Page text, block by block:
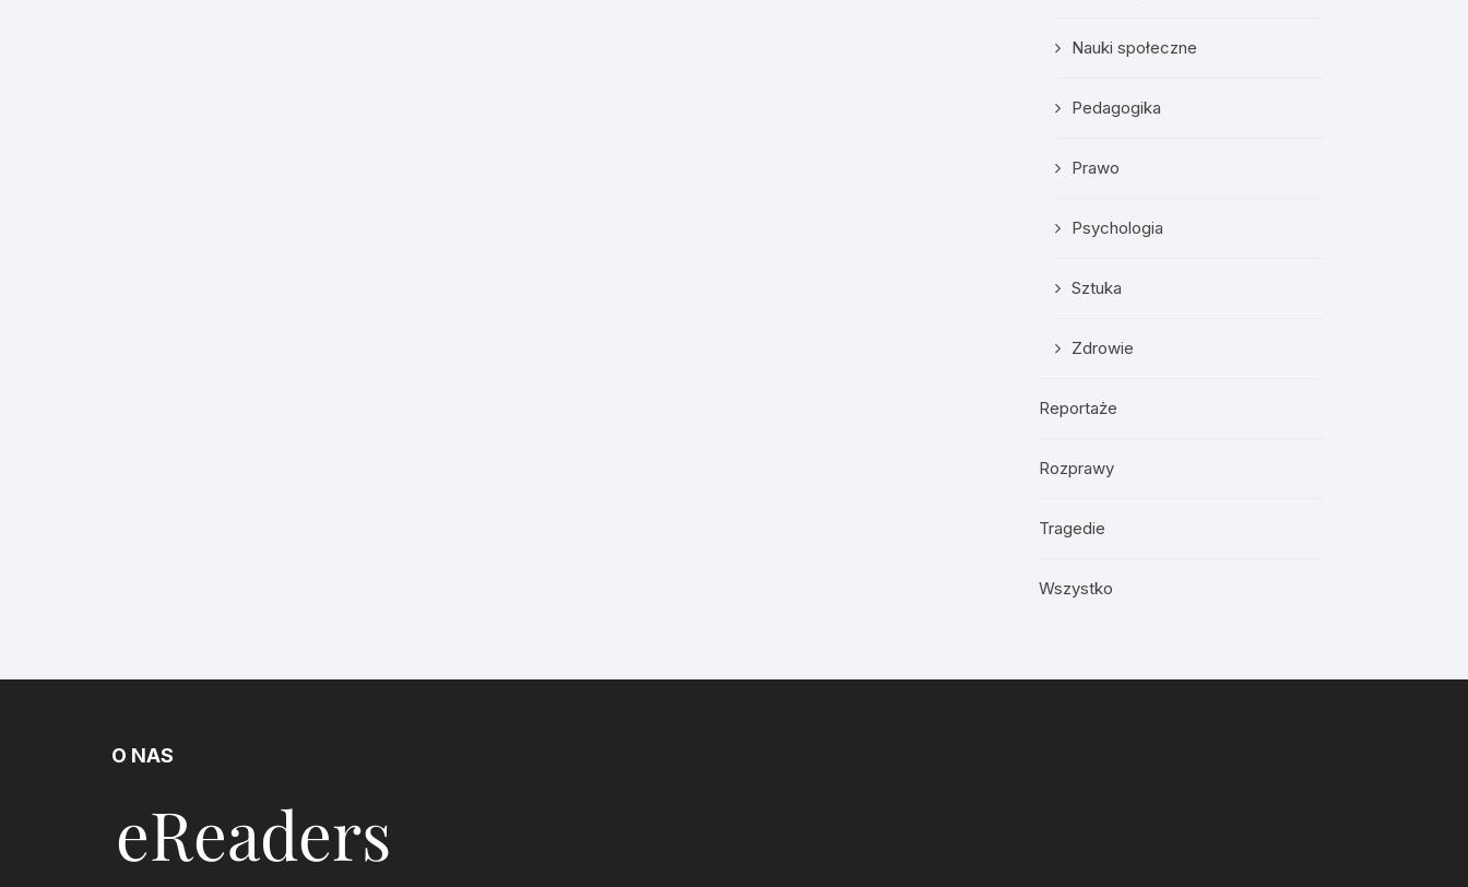
Nauki społeczne
Pedagogika
Prawo
Psychologia
Sztuka
Zdrowie
Reportaże
Rozprawy
Tragedie
Wszystko
O NAS